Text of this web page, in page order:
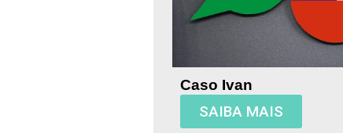
Caso Ivan
SAIBA MAIS